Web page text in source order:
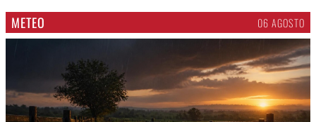
METEO 06 AGOSTO